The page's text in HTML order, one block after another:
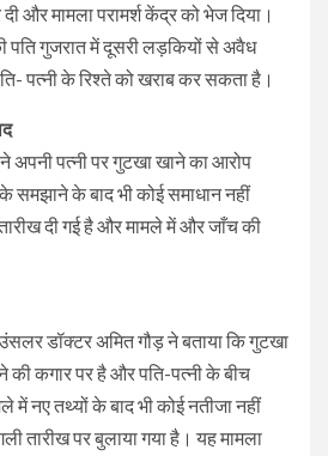
और मामला परामर्श केंद्र को भेज दिया।
पति गुजरात में दूसरी लड़कियों से अवैध
पत्नी के रिश्ते को खराब कर सकता है।
अपनी पत्नी पर गुटखा खाने का आरोप
समझाने के बाद भी कोई समाधान नहीं
दी गई है और मामले में और जाँच की
डॉक्टर अमित गौड़ ने बताया कि गुटखा
कगार पर है और पति-पत्नी के बीच
में नए तथ्यों के बाद भी कोई नतीजा नहीं
तारीख पर बुलाया गया है। यह मामला